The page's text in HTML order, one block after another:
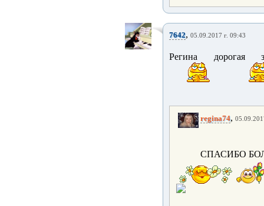
7642, 05.09.2017 г. 09:43
Регина дорогая
regina74,
СПАСИБО